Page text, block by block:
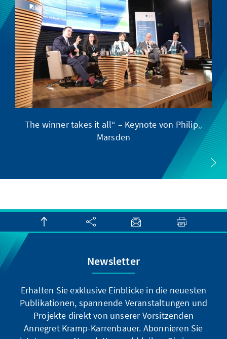
„The winner takes it all“ – Keynote von Philip
Marsden
Newsletter
Erhalten Sie exklusive Einblicke in die neuesten
Publikationen, spannende Veranstaltungen und
Projekte direkt von unserer Vorsitzenden
Annegret Kramp-Karrenbauer. Abonnieren Sie